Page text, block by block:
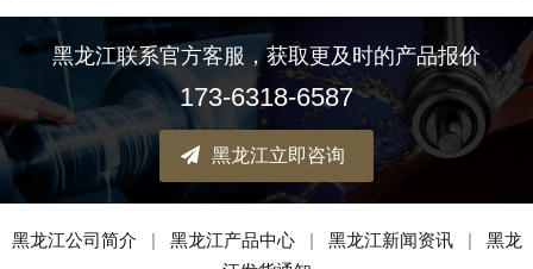
黑龙江联系官方客服，获取更及时的产品报价
173-6318-6587
黑龙江立即咨询
黑龙江公司简介 | 黑龙江产品中心 | 黑龙江新闻资讯 |
黑龙